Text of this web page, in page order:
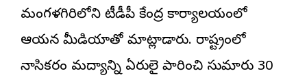
మంగళగిరిలోని టీడీపీ కేంద్ర కార్యాలయంలో
ఆయన మీడియాతో మాట్లాడారు. రాష్ట్రంలో
నాసికరం మద్యాన్ని ఏరులై పారించి సుమారు 30